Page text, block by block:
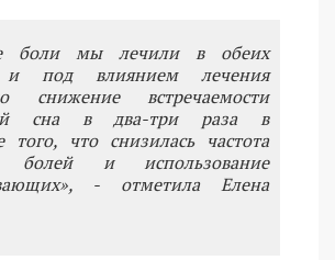
боли мы лечили в обеих
и под влиянием лечения
снижение встречаемости
сна в два-три раза в
того, что снизилась частота
болей и использование
- отметила Елена